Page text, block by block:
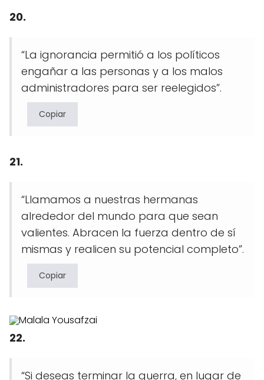
20.
“La ignorancia permitió a los políticos
engañar a las personas y a los malos
administradores para ser reelegidos”.
Copiar
21.
“Llamamos a nuestras hermanas
alrededor del mundo para que sean
valientes. Abracen la fuerza dentro de sí
mismas y realicen su potencial completo”.
Copiar
22.
“Si deseas terminar la guerra, en lugar de